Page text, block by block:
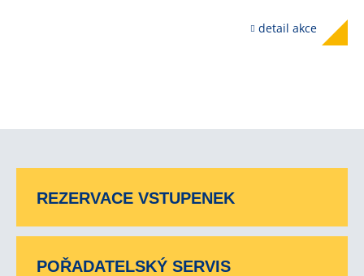
detail akce
REZERVACE VSTUPENEK
POŘADATELSKÝ SERVIS